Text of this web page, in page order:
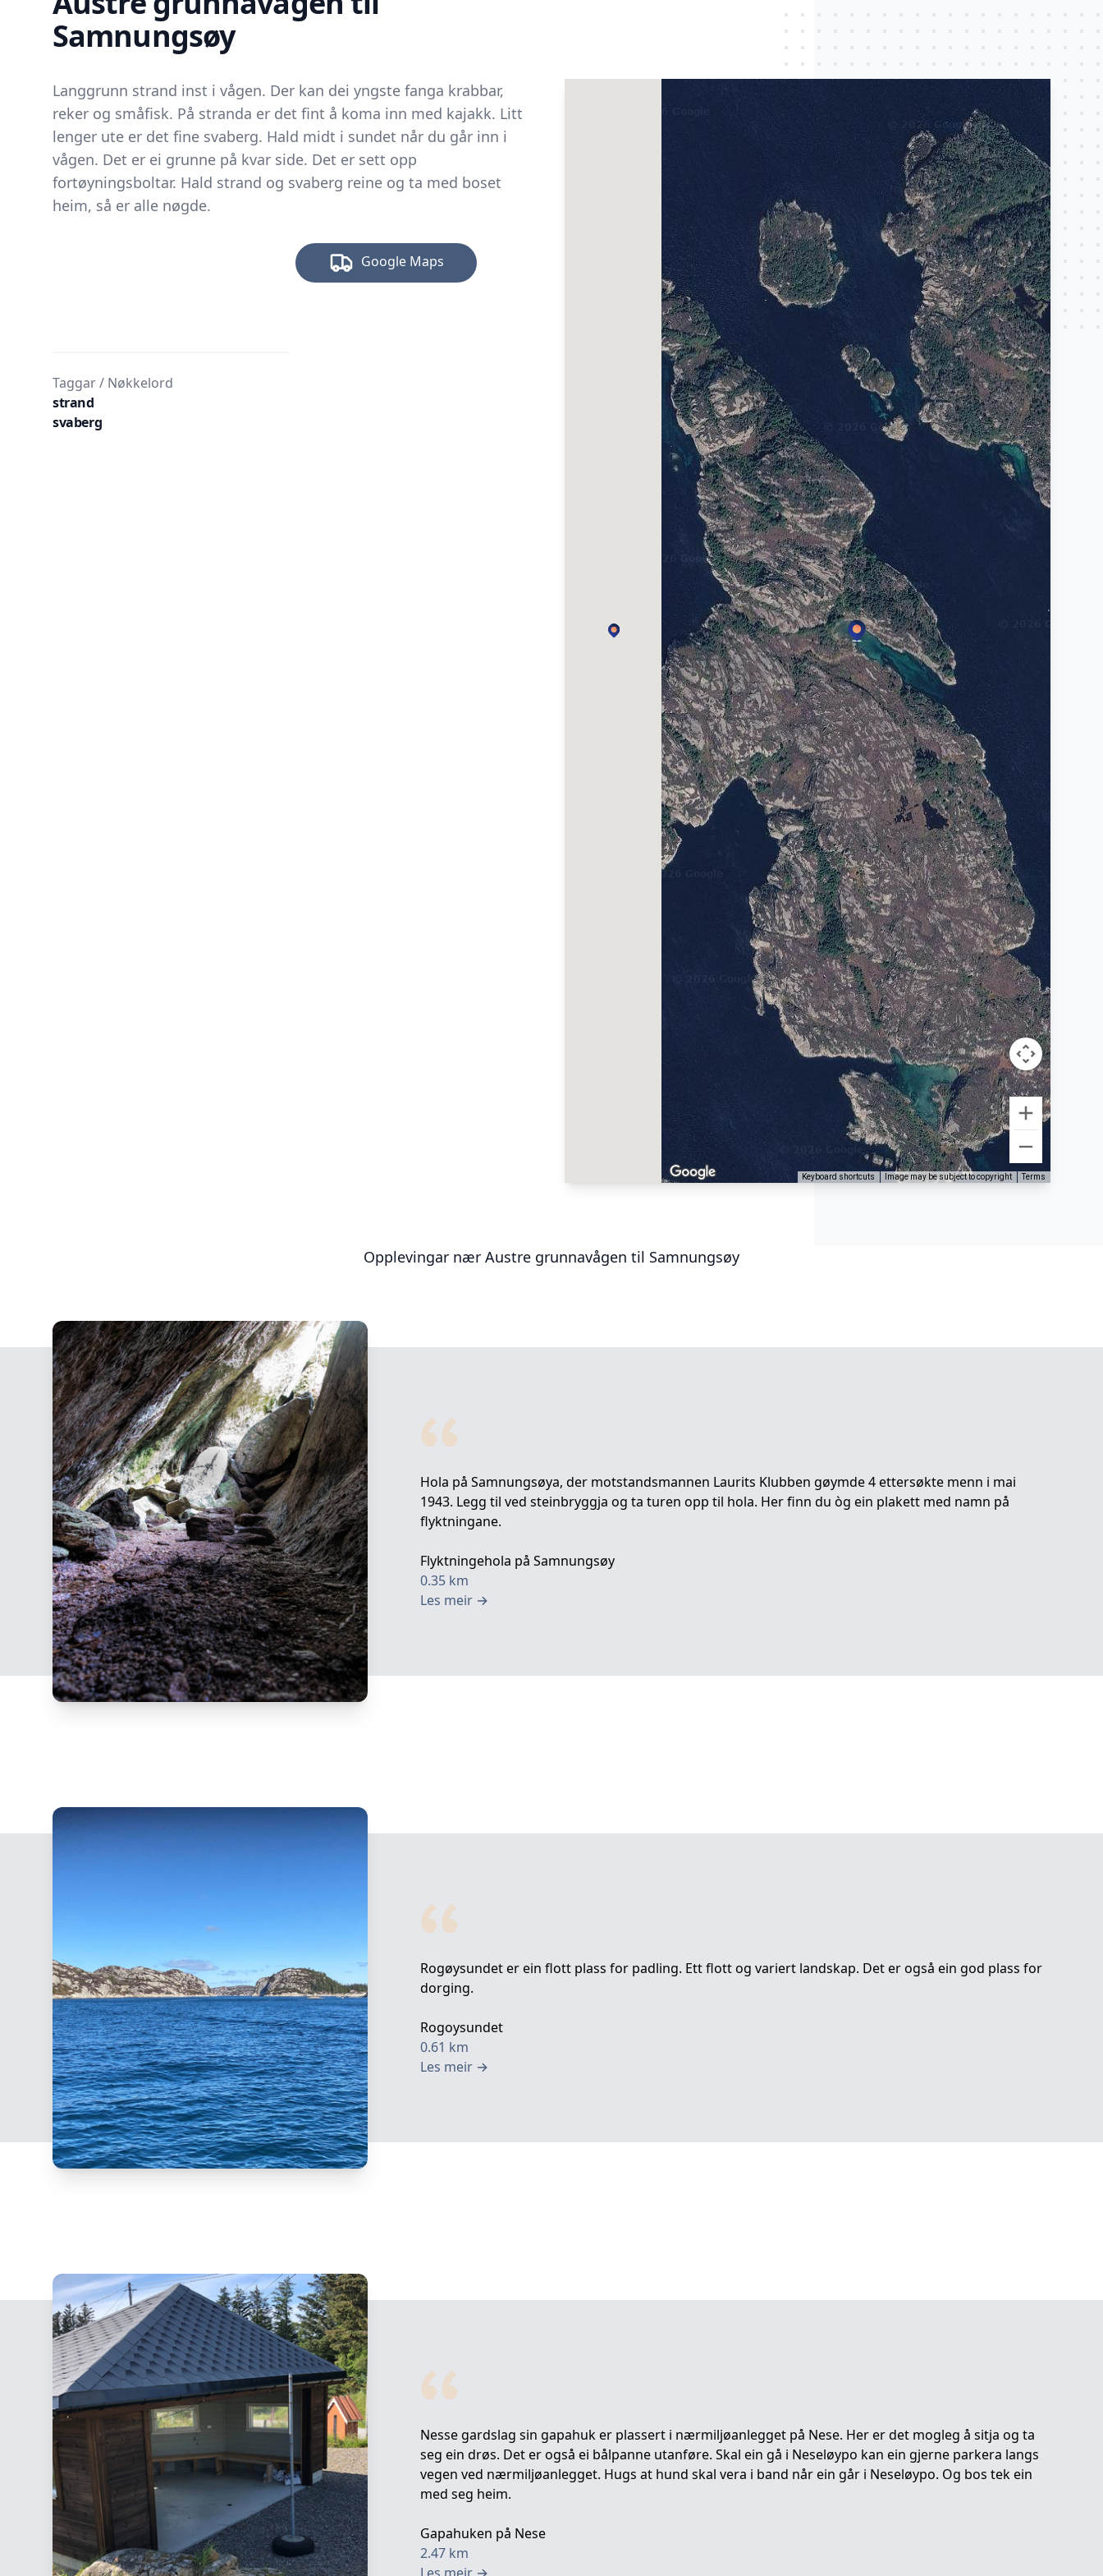
Samnungsøy
Keyboard shortcuts Image may be subject to copyright Terms
Langgrunn strand inst i vågen. Der kan dei yngste fanga krabbar,
reker og småfisk. På stranda er det fint å koma inn med kajakk. Litt
lenger ute er det fine svaberg. Hald midt i sundet når du går inn i
vågen. Det er ei grunne på kvar side. Det er sett opp
fortøyningsboltar. Hald strand og svaberg reine og ta med boset
heim, så er alle nøgde.
Google Maps
Taggar / Nøkkelord
strand
svaberg
Opplevingar nær Austre grunnavågen til Samnungsøy
Hola på Samnungsøya, der motstandsmannen Laurits Klubben gøymde 4 ettersøkte menn i mai
1943. Legg til ved steinbryggja og ta turen opp til hola. Her finn du òg ein plakett med namn på
flyktningane.
Flyktningehola på Samnungsøy
0.35 km
Les meir →
Rogøysundet er ein flott plass for padling. Ett flott og variert landskap. Det er også ein god plass for
dorging.
Rogoysundet
0.61 km
Les meir →
Nesse gardslag sin gapahuk er plassert i nærmiljøanlegget på Nese. Her er det mogleg å sitja og ta
seg ein drøs. Det er også ei bålpanne utanføre. Skal ein gå i Neseløypo kan ein gjerne parkera langs
vegen ved nærmiljøanlegget. Hugs at hund skal vera i band når ein går i Neseløypo. Og bos tek ein
med seg heim.
Gapahuken på Nese
2.47 km